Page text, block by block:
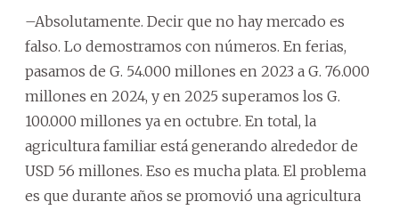
–Absolutamente. Decir que no hay mercado es
falso. Lo demostramos con números. En ferias,
pasamos de G. 54.000 millones en 2023 a G. 76.000
millones en 2024, y en 2025 superamos los G.
100.000 millones ya en octubre. En total, la
agricultura familiar está generando alrededor de
USD 56 millones. Eso es mucha plata. El problema
es que durante años se promovió una agricultura